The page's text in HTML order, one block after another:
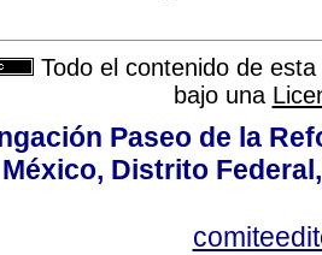
Todo el contenido de
bajo una
Paseo de la
México, Distrito